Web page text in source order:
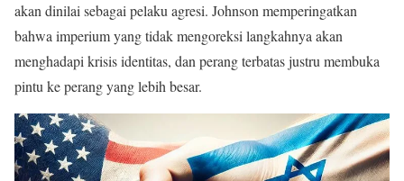
akan dinilai sebagai pelaku agresi. Johnson memperingatkan
bahwa imperium yang tidak mengoreksi langkahnya akan
menghadapi krisis identitas, dan perang terbatas justru membuka
pintu ke perang yang lebih besar.